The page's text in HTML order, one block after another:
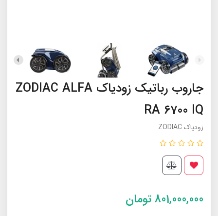
جاروب رباتیک زودیاک ZODIAC ALFA
RA 6700 IQ
زودیاک ZODIAC
801,000,000تومان